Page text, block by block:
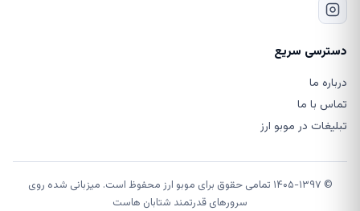
دسترسی سریع
درباره ما
تماس با ما
تبلیغات در موبو ارز
© ۱۴۰۵-۱۳۹۷ تمامی حقوق برای موبو ارز محفوظ است. میزبانی شده روی
سرورهای قدرتمند شتابان هاست